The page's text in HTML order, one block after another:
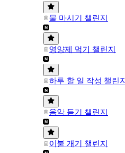
물 마시기 챌린지
영양제 먹기 챌린지
하루 할 일 작성 챌린지
음악 듣기 챌린지
이불 개기 챌린지